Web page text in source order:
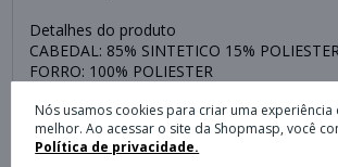
Detalhes do produto
CABEDAL: 85% SINTETICO 15%
FORRO: 100% POLIESTER
SOLA: 100% PVC
Nós usamos cookies para criar uma experiência
melhor. Ao acessar o site da Shopmasp, você
Política de privacidade.